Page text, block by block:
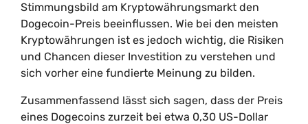
Stimmungsbild am Kryptowährungsmarkt den
Dogecoin-Preis beeinflussen. Wie bei den meisten
Kryptowährungen ist es jedoch wichtig, die Risiken
und Chancen dieser Investition zu verstehen und
sich vorher eine fundierte Meinung zu bilden.
Zusammenfassend lässt sich sagen, dass der Preis
eines Dogecoins zurzeit bei etwa 0,30 US-Dollar